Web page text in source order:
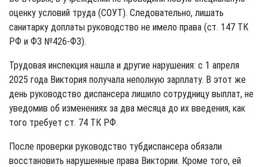
оценку условий труда (СОУТ). Следовательно, лишать
санитарку доплаты руководство не имело права (ст. 147 ТК
РФ и ФЗ №426-ФЗ).
Трудовая инспекция нашла и другие нарушения: с 1 апреля
2025 года Виктория получала неполную зарплату. В этот же
день руководство диспансера лишило сотрудницу выплат, не
уведомив об изменениях за два месяца до их введения, как
того требует ст. 74 ТК РФ.
После проверки руководство тубдиспансера обязали
восстановить нарушенные права Виктории. Кроме того, ей